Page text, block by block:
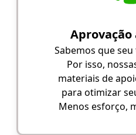
Aprovação
Sabemos que
Por isso,
materiais de
para otimizar
Menos esforço,